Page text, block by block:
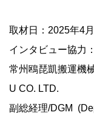
取材日：2025年4月
インタビュー協力：
常州鴎琵凱搬運機
U CO. LTD.
副総経理/DGM